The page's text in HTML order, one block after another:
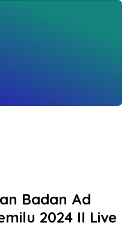
Badan Ad
2024 II Live